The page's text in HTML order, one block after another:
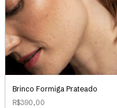
Brinco Formiga Prateado
R$390,00